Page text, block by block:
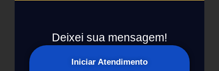
Deixei sua mensagem!
Iniciar Atendimento